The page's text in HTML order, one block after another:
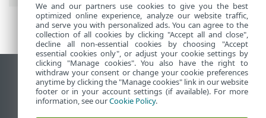
Жұмыс үстеліндегі сайтты қарау
End of Life
ESET білім қоры
We and our partners use cookies to give you the best
optimized online experience, analyze our website traffic,
and serve you with personalized ads. You can agree to the
collection of all cookies by clicking "Accept all and close",
decline all non-essential cookies by choosing "Accept
essential cookies only", or adjust your cookie settings by
clicking "Manage cookies". You also have the right to
withdraw your consent or change your cookie preferences
anytime by clicking the "Manage cookies" link in our website
footer or in your account settings (if available). For more
information, see ourCookie Policy.